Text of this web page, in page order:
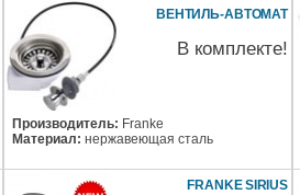
ВЕНТИЛЬ-АВТОМАТ
В комплекте!
Производитель: Franke
Материал: нержавеющая сталь
FRANKE SIRIUS